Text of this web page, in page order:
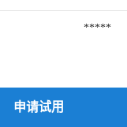
*****
申请试用